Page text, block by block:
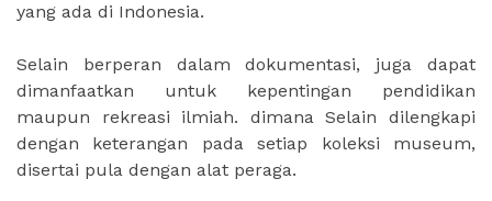
yang ada di Indonesia.
Selain berperan dalam dokumentasi, juga dapat
dimanfaatkan untuk kepentingan pendidikan
maupun rekreasi ilmiah. dimana Selain dilengkapi
dengan keterangan pada setiap koleksi museum,
disertai pula dengan alat peraga.